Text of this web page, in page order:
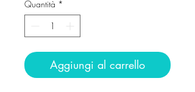
Quantità *
Aggiungi al carrello